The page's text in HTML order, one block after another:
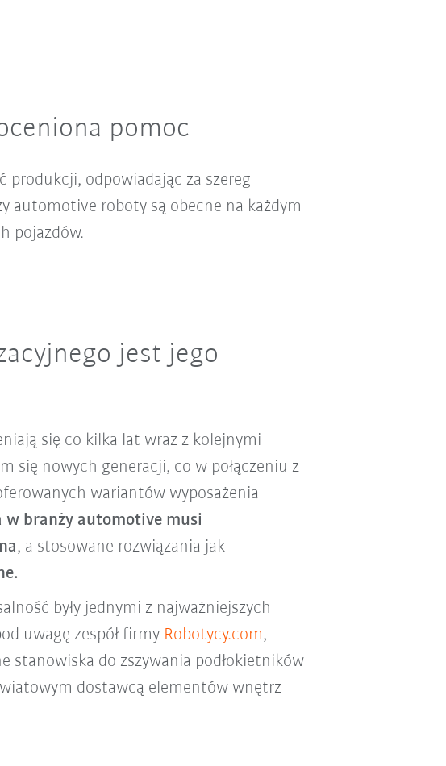
pomoc
produkcji, odpowiadając za szereg
automotive roboty są obecne na każdym
pojazdów.
jest jego
się co kilka lat wraz z kolejnymi
się nowych generacji, co w połączeniu z
wariantów wyposażenia
w branży automotive musi
, a stosowane rozwiązania jak
były jednymi z najważniejszych
uwagę zespół firmy Robotycy.com,
stanowiska do zszywania podłokietników
dostawcą elementów wnętrz